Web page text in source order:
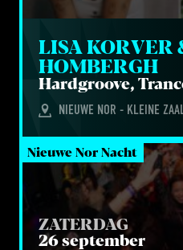
LISA KOR­VER
HOMBERGH
Hard­groo­ve,
NIEUWE NOR - KLEINE
Nieuwe Nor Nacht
ZATERDAG
26 september